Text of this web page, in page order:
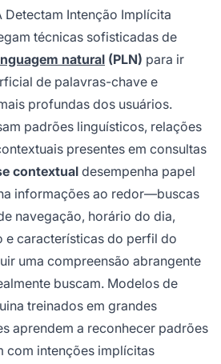
Detectam Intenção Implícita
técnicas sofisticadas de
natural (PLN) para ir
de palavras-chave e
profundas dos usuários.
padrões linguísticos, relações
presentes em consultas
contextual desempenha papel
informações ao redor—buscas
navegação, horário do dia,
e características do perfil do
uma compreensão abrangente
buscam. Modelos de
treinados em grandes
aprendem a reconhecer padrões
com intenções implícitas